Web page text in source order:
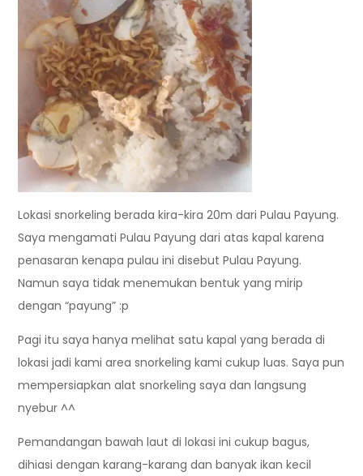
Lokasi snorkeling berada kira-kira 20m dari Pulau Payung.
Saya mengamati Pulau Payung dari atas kapal karena
penasaran kenapa pulau ini disebut Pulau Payung.
Namun saya tidak menemukan bentuk yang mirip
dengan “payung” :p
Pagi itu saya hanya melihat satu kapal yang berada di
lokasi jadi kami area snorkeling kami cukup luas. Saya pun
mempersiapkan alat snorkeling saya dan langsung
nyebur ^^
Pemandangan bawah laut di lokasi ini cukup bagus,
dihiasi dengan karang-karang dan banyak ikan kecil